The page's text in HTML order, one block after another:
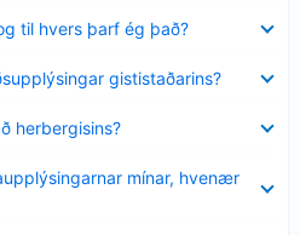
til hvers þarf ég það?
gististaðarins?
herbergisins?
mínar, hvenær